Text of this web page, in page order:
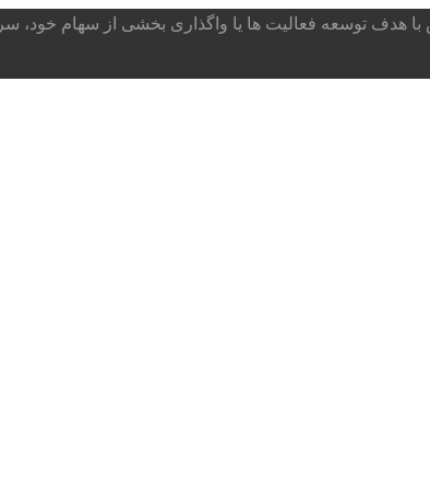
با هدف توسعه فعالیت ها یا واگذاری بخشی از سهام خود، سرمایه